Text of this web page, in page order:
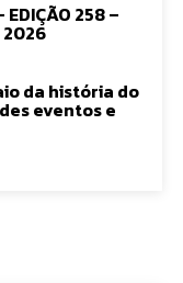
EDIÇÃO 258 –
2026
da história do
eventos e